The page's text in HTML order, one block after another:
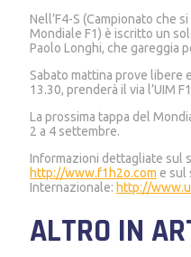
Nell’F4-S (Campionato che
Mondiale F1) è iscritto un
Paolo Longhi, che gareggia
Sabato mattina prove libere
13.30, prenderà il via l’UIM
La prossima tappa del
2 a 4 settembre.
Informazioni dettagliate sul
http://www.f1h2o.com e sul
Internazionale: http://
ALTRO IN